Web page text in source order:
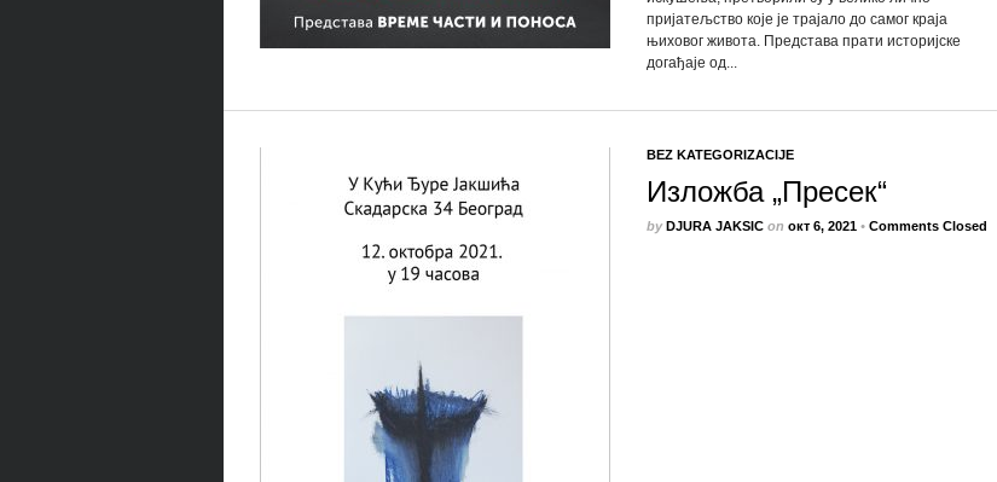
пријатељство које је трајало до самог краја
њиховог живота. Представа прати историjске
догађаје од...
BEZ KATEGORIZACIJE
Изложба „Пресек“
byDJURA JAKSICon окт 6, 2021 • Comments Closed